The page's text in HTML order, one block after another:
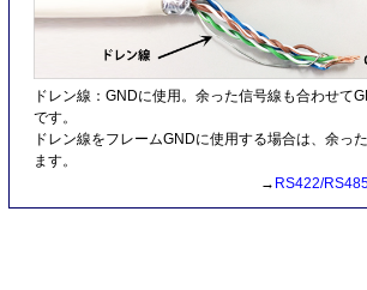
ドレン線：GNDに使用。余った信号線も合わせて
です。
ドレン線をフレームGNDに使用する場合は、余っ
ます。
→ RS422/